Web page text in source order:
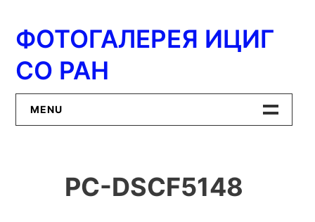
содержимому
ФОТОГАЛЕРЕЯ ИЦИГ
СО РАН
MENU
ИЦиГ СО РАН
PC-DSCF5148